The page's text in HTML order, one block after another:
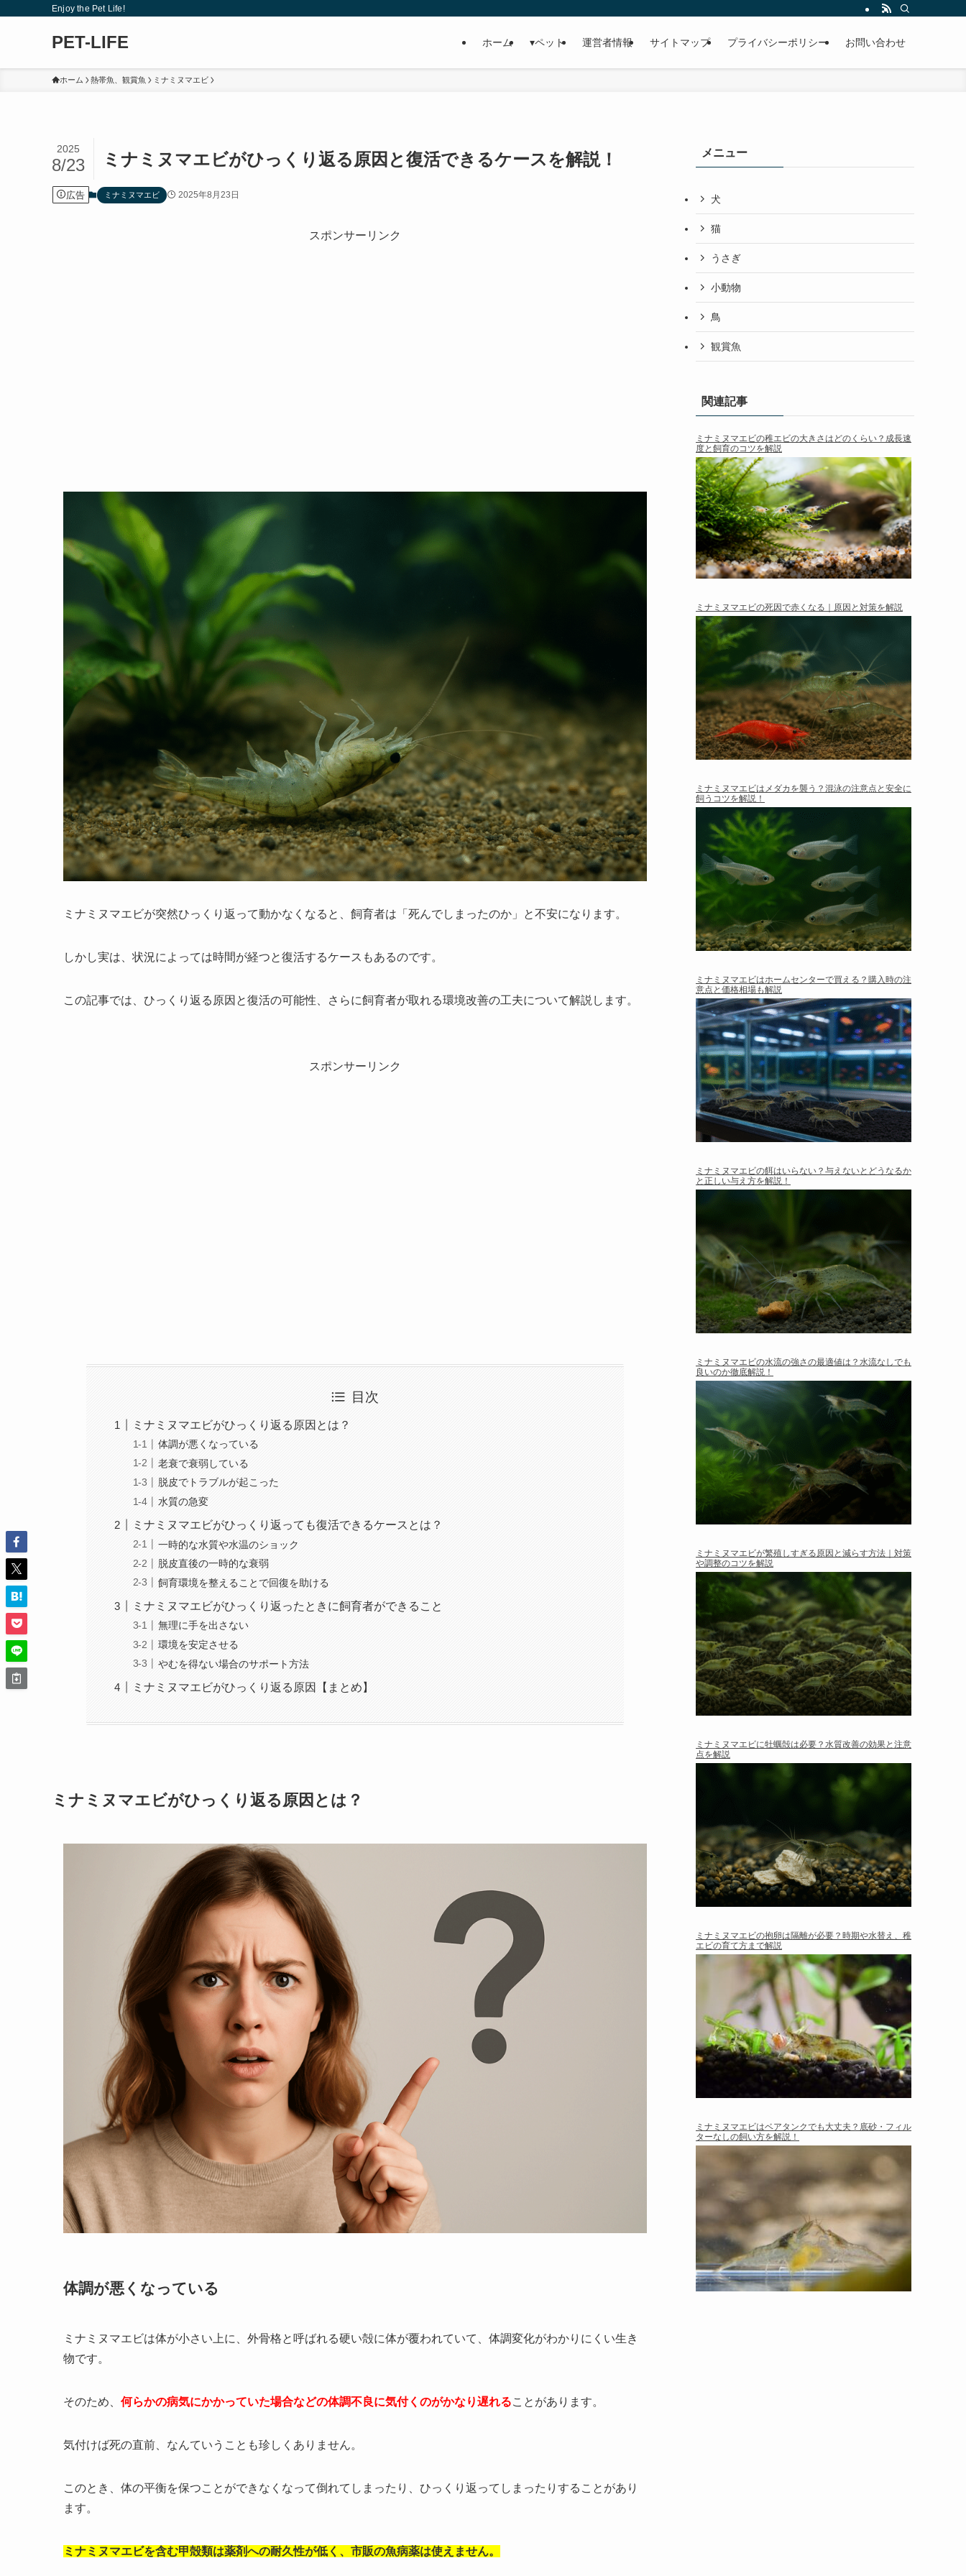
Enjoy the Pet Life!
PET-LIFE ホーム ▾ペット 運営者情報 サイトマップ プライバシーポリシー お問い合わせ
ホーム 熱帯魚、観賞魚 ミナミヌマエビ
ミナミヌマエビがひっくり返る原因と復活できるケースを解説！
2025
8/23
広告 ミナミヌマエビ 2025年8月23日
スポンサーリンク
ミナミヌマエビが突然ひっくり返って動かなくなると、飼育者は「死んでしまったのか」と不安になります。
しかし実は、状況によっては時間が経つと復活するケースもあるのです。
この記事では、ひっくり返る原因と復活の可能性、さらに飼育者が取れる環境改善の工夫について解説します。
スポンサーリンク
目次
ミナミヌマエビがひっくり返る原因とは？
体調が悪くなっている
老衰で衰弱している
脱皮でトラブルが起こった
水質の急変
ミナミヌマエビがひっくり返っても復活できるケースとは？
一時的な水質や水温のショック
脱皮直後の一時的な衰弱
飼育環境を整えることで回復を助ける
ミナミヌマエビがひっくり返ったときに飼育者ができること
無理に手を出さない
環境を安定させる
やむを得ない場合のサポート方法
ミナミヌマエビがひっくり返る原因【まとめ】
ミナミヌマエビがひっくり返る原因とは？
体調が悪くなっている
ミナミヌマエビは体が小さい上に、外骨格と呼ばれる硬い殻に体が覆われていて、体調変化がわかりにくい生き
物です。
そのため、 何らかの病気にかかっていた場合などの体調不良に気付くのがかなり遅れることがあります。
気付けば死の直前、なんていうことも珍しくありません。
このとき、 体の平衡を保つことができなくなって倒れてしまったり、ひっくり返ってしまったりする ことがあり
ます。
ミナミヌマエビを含む甲殻類は薬剤への耐久性が低く、市販の魚病薬は使えません。
メニュー
犬
猫
うさぎ
小動物
鳥
観賞魚
関連記事
ミナミヌマエビの稚エビの大きさはどのくらい？成長速
度と飼育のコツを解説
ミナミヌマエビの死因で赤くなる｜原因と対策を解説
ミナミヌマエビはメダカを襲う？混泳の注意点と安全に
飼うコツを解説！
ミナミヌマエビはホームセンターで買える？購入時の注
意点と価格相場も解説
ミナミヌマエビの餌はいらない？与えないとどうなるか
と正しい与え方を解説！
ミナミヌマエビの水流の強さの最適値は？水流なしでも
良いのか徹底解説！
ミナミヌマエビが繁殖しすぎる原因と減らす方法｜対策
や調整のコツを解説
ミナミヌマエビに牡蠣殻は必要？水質改善の効果と注意
点を解説
ミナミヌマエビの抱卵は隔離が必要？時期や水替え、稚
エビの育て方まで解説
ミナミヌマエビはベアタンクでも大丈夫？底砂・フィル
ターなしの飼い方を解説！